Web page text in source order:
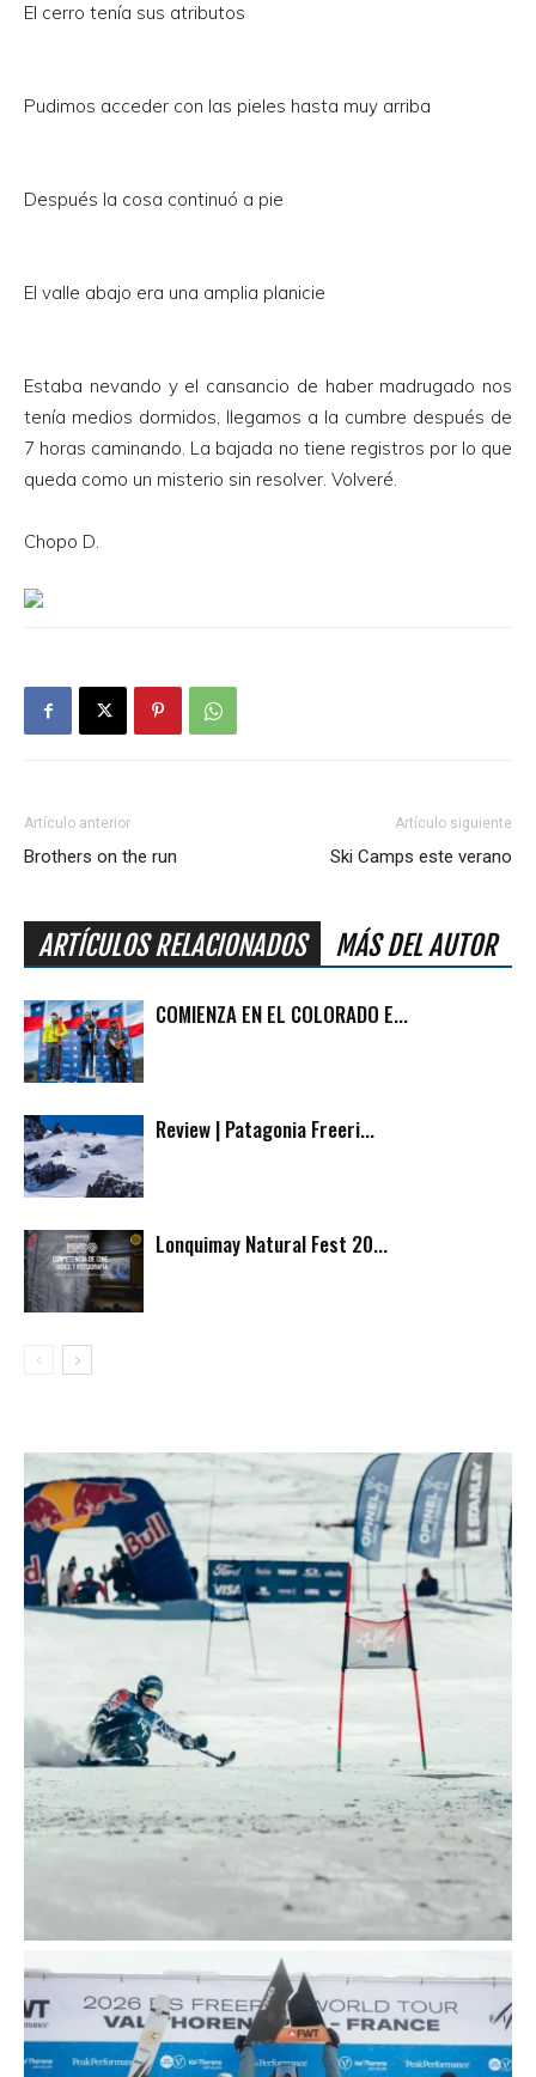
El cerro tenía sus atributos
Pudimos acceder con las pieles hasta muy arriba
Después la cosa continuó a pie
El valle abajo era una amplia planicie
Estaba nevando y el cansancio de haber madrugado nos
tenía medios dormidos, llegamos a la cumbre después de
7 horas caminando. La bajada no tiene registros por lo que
queda como un misterio sin resolver. Volveré.
Chopo D.
Artículo anterior
Brothers on the run
Artículo siguiente
Ski Camps este verano
ARTÍCULOS RELACIONADOS MÁS DEL AUTOR
COMIENZA EN EL COLORADO E...
Review | Patagonia Freeri...
Lonquimay Natural Fest 20...